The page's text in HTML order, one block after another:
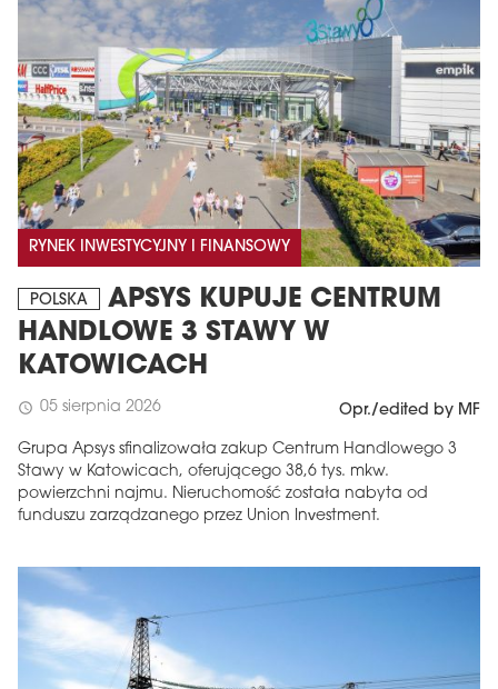
RYNEK INWESTYCYJNY I FINANSOWY
POLSKA
APSYS KUPUJE CENTRUM
HANDLOWE 3 STAWY W
KATOWICACH
schedule 05 sierpnia 2026 Opr./edited by MF
Grupa Apsys sfinalizowała zakup Centrum Handlowego 3
Stawy w Katowicach, oferującego 38,6 tys. mkw.
powierzchni najmu. Nieruchomość została nabyta od
funduszu zarządzanego przez Union Investment.